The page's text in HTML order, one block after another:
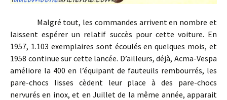
Malgré tout, les commandes arrivent en nombre et
laissent espérer un relatif succès pour cette voiture. En
1957, 1.103 exemplaires sont écoulés en quelques mois, et
1958 continue sur cette lancée. D’ailleurs, déjà, Acma-Vespa
améliore la 400 en l’équipant de fauteuils rembourrés, les
pare-chocs lisses cèdent leur place à des pare-chocs
nervurés en inox, et en Juillet de la même année, apparait